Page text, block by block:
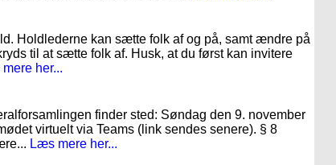
Holdlederne kan sætte folk af og på, samt ændre på
til at sætte folk af. Husk, at du først kan invitere
her...
finder sted: Søndag den 9. november
virtuelt via Teams (link sendes senere). § 8
Læs mere her...